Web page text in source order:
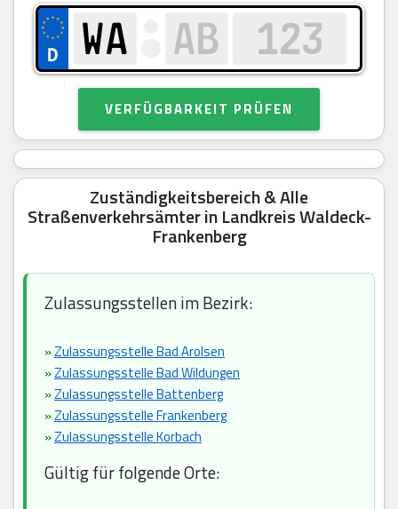
VERFÜGBARKEIT PRÜFEN
Zuständigkeitsbereich & Alle
Straßenverkehrsämter in Landkreis Waldeck-
Frankenberg
Zulassungsstellen im Bezirk:
»Zulassungsstelle Bad Arolsen
»Zulassungsstelle Bad Wildungen
»Zulassungsstelle Battenberg
»Zulassungsstelle Frankenberg
»Zulassungsstelle Korbach
Gültig für folgende Orte: